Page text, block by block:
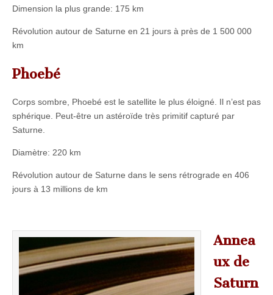
Dimension la plus grande: 175 km
Révolution autour de Saturne en 21 jours à près de 1 500 000
km
Phoebé
Corps sombre, Phoebé est le satellite le plus éloigné. Il n’est pas
sphérique. Peut-être un astéroïde très primitif capturé par
Saturne.
Diamètre: 220 km
Révolution autour de Saturne dans le sens rétrograde en 406
jours à 13 millions de km
Annea
ux de
Saturn